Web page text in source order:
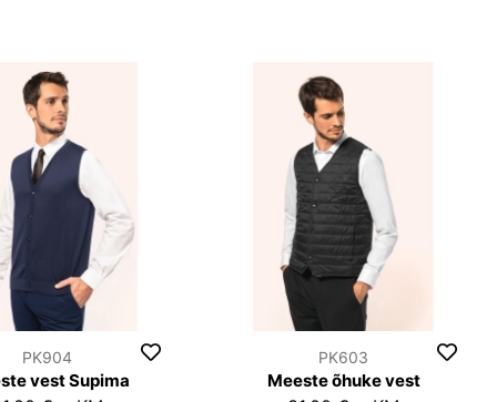
PK904
vest Supima
PK603
Meeste õhuke vest